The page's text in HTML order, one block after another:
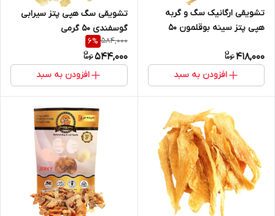
تشویقی ارگانیک سگ و گربه
هپی پتز سینه بوقلمون ۵۰
418,000
افزودن به سبد
تشویقی سگ هپی پتز سیرابی
گوسفندی ۵۰ گرمی
584,000
6%
544,000
افزودن به سبد